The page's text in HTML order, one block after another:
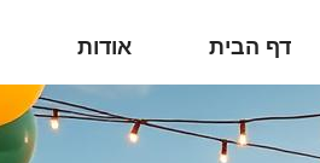
דף הבית אודות